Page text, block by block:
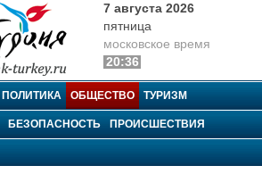
7 августа 2026
пятница
московское время
20:36
ПОЛИТИКА ОБЩЕСТВО ТУРИЗМ
БЕЗОПАСНОСТЬ ПРОИСШЕСТВИЯ